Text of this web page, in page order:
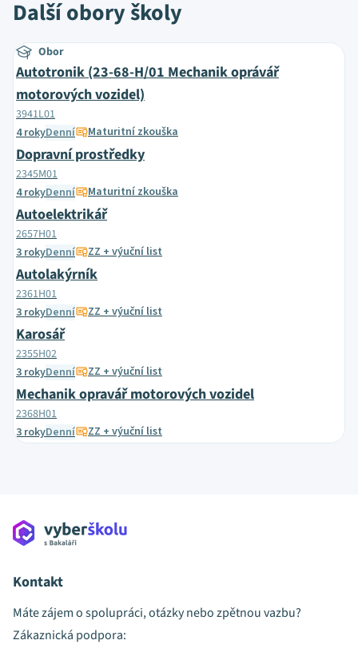
Další obory školy
Obor
Autotronik (23-68-H/01 Mechanik oprávář
motorových vozidel)
3941L01
4 rokyDenní Maturitní zkouška
Dopravní prostředky
2345M01
4 rokyDenní Maturitní zkouška
Autoelektrikář
2657H01
3 rokyDenní ZZ + výuční list
Autolakýrník
2361H01
3 rokyDenní ZZ + výuční list
Karosář
2355H02
3 rokyDenní ZZ + výuční list
Mechanik opravář motorových vozidel
2368H01
3 rokyDenní ZZ + výuční list
Kontakt
Máte zájem o spolupráci, otázky nebo zpětnou vazbu?
Zákaznická podpora: